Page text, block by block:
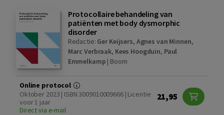
Protocollaire behandeling van
patiënten met body dysmorphic
disorder
Redactie: Ger Keijsers, Agnes van Minnen,
Marc Verbraak, Kees Hoogduin, Paul
Emmelkamp | Boom
Online protocol
Oktober 2023 | ISBN 3009010009666 | Licentie
voor 1 jaar
Direct via e-mail
21,95